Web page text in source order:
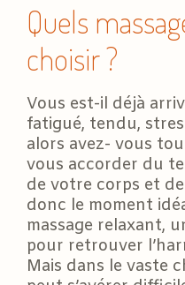
Quels
choisir ?
Vous est-il déjà
fatigué, tendu,
alors avez- vous
vous accorder du
de votre corps et
donc le moment
massage relaxant,
pour retrouver
Mais dans le vaste